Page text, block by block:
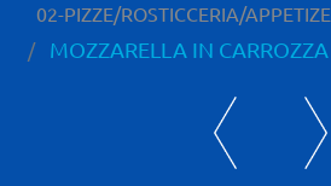
02-PIZZE/ROSTICCERIA/
MOZZARELLA IN